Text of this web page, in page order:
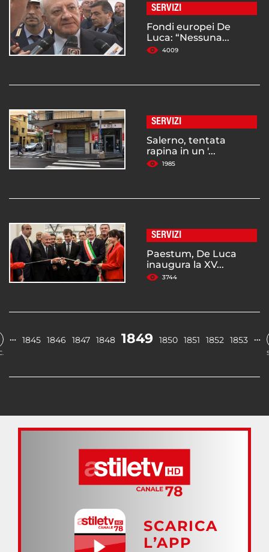
SERVIZI
Fondi europei De
Luca: “Nessuna...
4009
SERVIZI
Salerno, tentata
rapina in un '...
1985
SERVIZI
Paestum, De Luca
inaugura la XV...
3744
… 1845 1846 1847 1848 1849 1850 1851 1852 1853 …
SCARICA
L’APP